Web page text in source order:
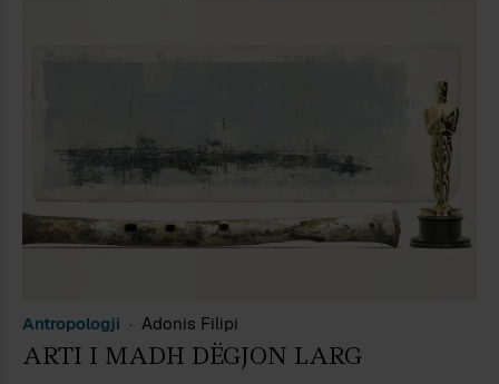
Antropologji Adonis Filipi
ARTI I MADH DËGJON LARG